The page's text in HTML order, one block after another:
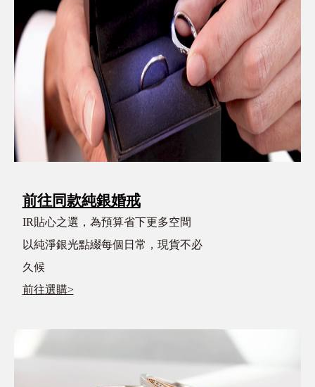
前往同款純銀婚戒
IR貼心之選，為預算省下更多空間
以純淨銀光點綴每個日常，現貨不必
久候
前往選購>